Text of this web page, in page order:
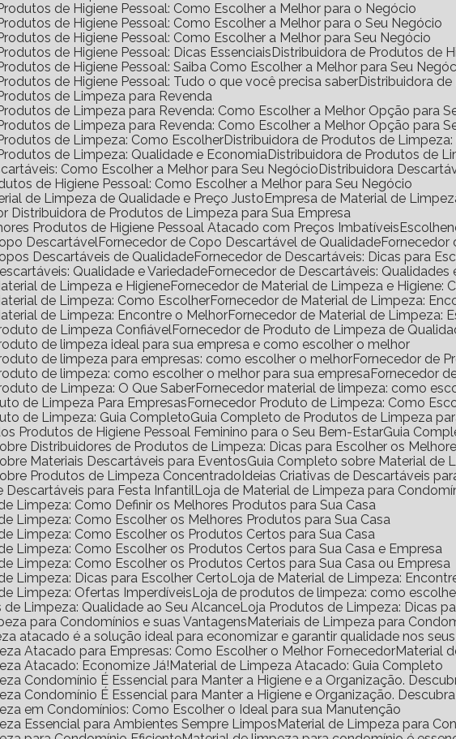
de Higiene Pessoal: Como Escolher a Melhor para o Negócio
de Higiene Pessoal: Como Escolher a Melhor para o Seu Negócio
de Higiene Pessoal: Como Escolher a Melhor para Seu Negócio
de Higiene Pessoal: Dicas Essenciais
Distribuidora de Produtos de
de Higiene Pessoal: Saiba Como Escolher a Melhor para Seu
de Higiene Pessoal: Tudo o que você precisa saber
Distribuidora
de Limpeza para Revenda
Produtos de Limpeza para Revenda: Como Escolher a Melhor Opção para
Produtos de Limpeza para Revenda: Como Escolher a Melhor Opção para
de Limpeza: Como Escolher
Distribuidora de Produtos de
de Limpeza: Qualidade e Economia
Distribuidora de Produtos de
Como Escolher a Melhor para Seu Negócio
Distribuidora
de Higiene Pessoal: Como Escolher a Melhor para Seu Negócio
de Limpeza de Qualidade e Preço Justo
Empresa de Material de
Distribuidora de Produtos de Limpeza para Sua Empresa
Produtos de Higiene Pessoal Atacado com Preços Imbatíveis
Descartável Fornecedor de Copo Descartável de Qualidade
Descartáveis de Qualidade Fornecedor de Descartáveis: Dicas para
Qualidade e Variedade Fornecedor de Descartáveis: Qualidades
de Limpeza e Higiene Fornecedor de Material de Limpeza e Higiene:
de Limpeza: Como Escolher Fornecedor de Material de Limpeza:
de Limpeza: Encontre o Melhor Fornecedor de Material de Limpeza:
de Limpeza Confiável Fornecedor de Produto de Limpeza de
de limpeza ideal para sua empresa e como escolher o melhor
de limpeza para empresas: como escolher o melhor Fornecedor de
de limpeza: como escolher o melhor para sua empresa Fornecedor
de Limpeza: O Que Saber Fornecedor material de limpeza: como
de Limpeza Para Empresas Fornecedor Produto de Limpeza: Como
de Limpeza: Guia Completo
Guia Completo de Produtos de Limpeza
Produtos de Higiene Pessoal Feminino para o Seu Bem-Estar
Guia
Distribuidores de Produtos de Limpeza: Dicas para Escolher os
Materiais Descartáveis para Eventos
Guia Completo sobre Material de
Produtos de Limpeza Concentrado Ideias Criativas de Descartáveis
Descartáveis para Festa Infantil Loja de Material de Limpeza para
Limpeza: Como Definir os Melhores Produtos para Sua Casa
Limpeza: Como Escolher os Melhores Produtos para Sua Casa
Limpeza: Como Escolher os Produtos Certos para Sua Casa
Limpeza: Como Escolher os Produtos Certos para Sua Casa e Empresa
Limpeza: Como Escolher os Produtos Certos para Sua Casa ou Empresa
Limpeza: Dicas para Escolher Certo
Loja de Material de Limpeza:
Limpeza: Ofertas Imperdíveis
Loja de produtos de limpeza: como
de Limpeza: Qualidade ao Seu Alcance Loja Produtos de Limpeza: Dicas
para Condomínios e suas Vantagens
Materiais de Limpeza para
atacado é a solução ideal para economizar e garantir qualidade nos
Atacado para Empresas: Como Escolher o Melhor Fornecedor
Atacado: Economize Já!
Material de Limpeza Atacado: Guia Completo
Condomínio É Essencial para Manter a Higiene e a Organização.
Condomínio É Essencial para Manter a Higiene e Organização.
em Condomínios: Como Escolher o Ideal para sua Manutenção
Essencial para Ambientes Sempre Limpos
Material de Limpeza para